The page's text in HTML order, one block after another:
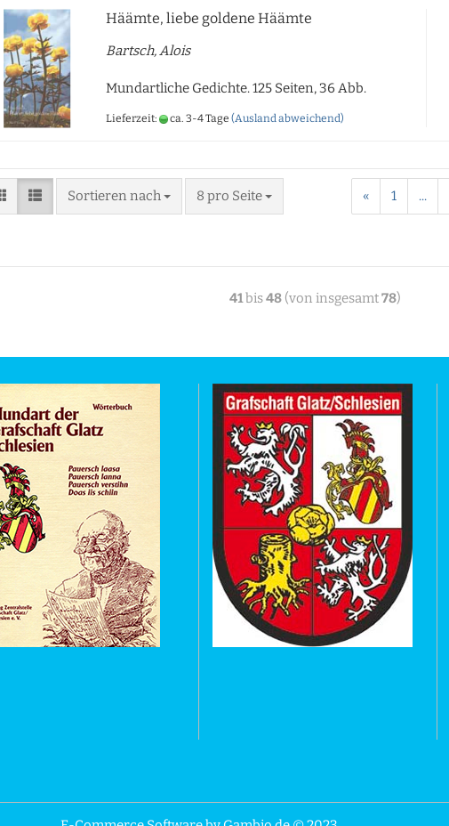
Häämte, liebe goldene Häämte
Bartsch, Alois
Mundartliche Gedichte. 125 Seiten, 36 Abb.
Lieferzeit: ca. 3-4 Tage (Ausland abweichend)
Sortieren nach 8 pro Seite « 1 ...
41bis48(von insgesamt78)